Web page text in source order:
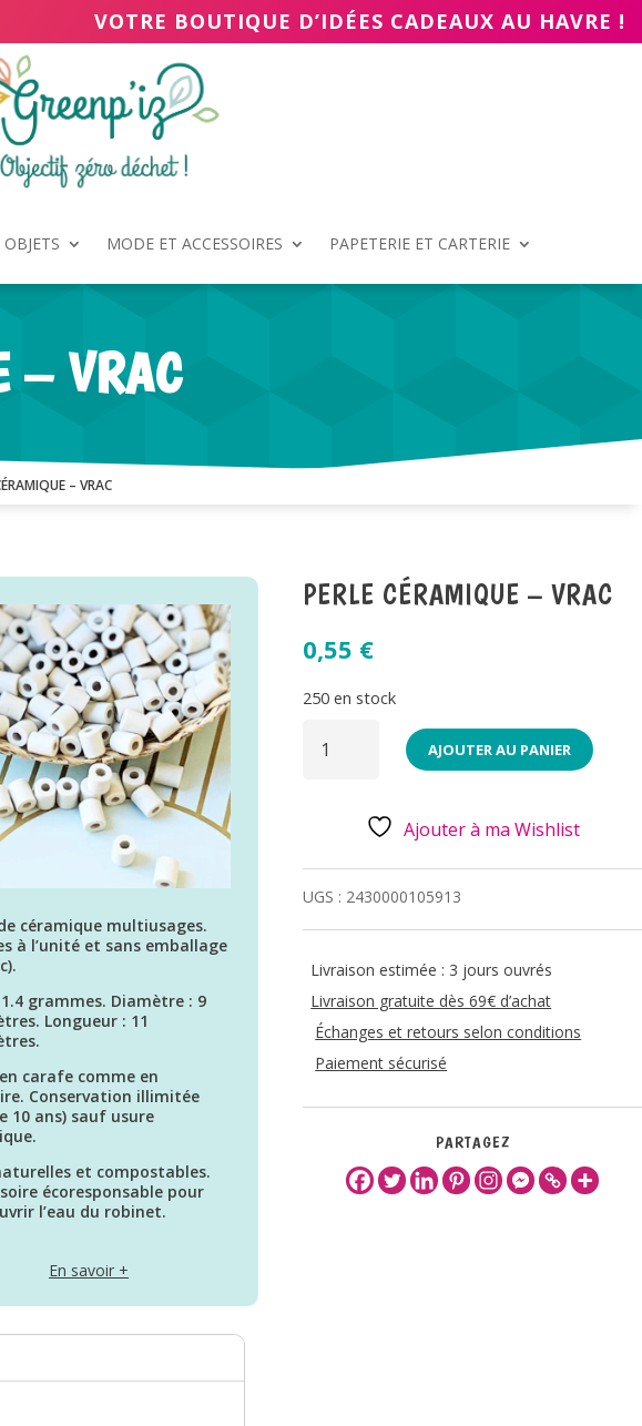
VOTRE BOUTIQUE D’IDÉES CADEAUX AU HAVRE !
MODE ET ACCESSOIRES PAPETERIE ET CARTERIE
– VRAC
– VRAC
céramique multiusages.
à l’unité et sans emballage
1.4 grammes. Diamètre : 9
Longueur : 11
carafe comme en
Conservation illimitée
10 ans) sauf usure
et compostables.
écoresponsable pour
l’eau du robinet.
En savoir +
PERLE CÉRAMIQUE – VRAC
0,55 €
250 en stock
DE
PERLE AJOUTER AU PANIER
Ajouter à ma Wishlist
UGS : 2430000105913
Livraison estimée : 3 jours ouvrés
Livraison gratuite dès 69€ d’achat
Échanges et retours selon conditions
Paiement sécurisé
PARTAGEZ